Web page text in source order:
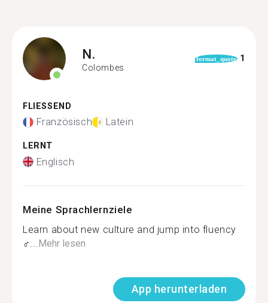
N.
Colombes
format_quote 1
FLIESSEND
Französisch Latein
LERNT
Englisch
Meine Sprachlernziele
Learn about new culture and jump into fluency
‍♂... Mehr lesen
App herunterladen